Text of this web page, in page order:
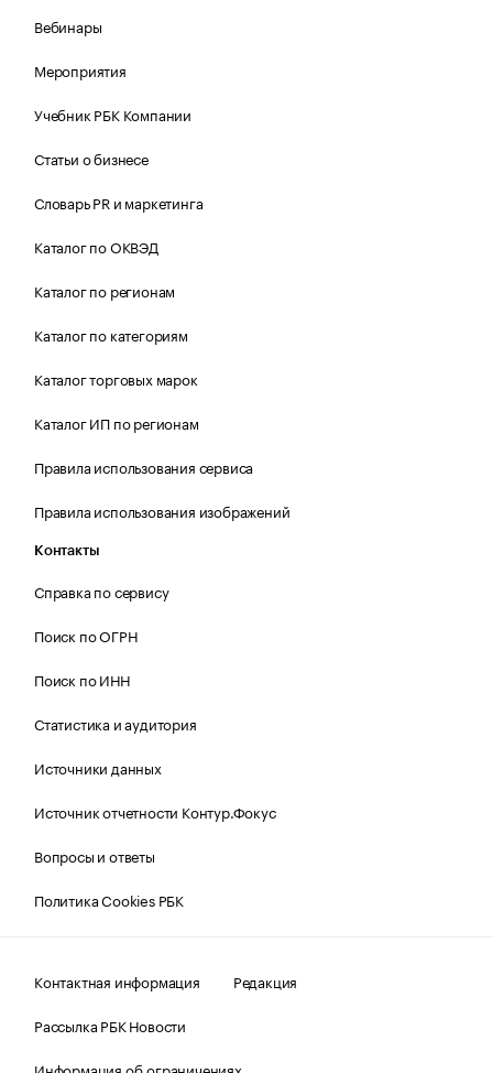
Вебинары
Мероприятия
Учебник РБК Компании
Статьи о бизнесе
Словарь PR и маркетинга
Каталог по ОКВЭД
Каталог по регионам
Каталог по категориям
Каталог торговых марок
Каталог ИП по регионам
Правила использования сервиса
Правила использования изображений
Контакты
Справка по сервису
Поиск по ОГРН
Поиск по ИНН
Статистика и аудитория
Источники данных
Источник отчетности Контур.Фокус
Вопросы и ответы
Политика Cookies РБК
Контактная информация
Редакция
Рассылка РБК Новости